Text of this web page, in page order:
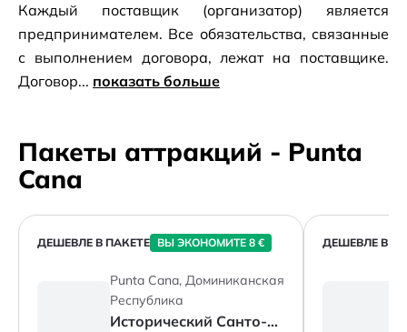
Каждый поставщик (организатор) является
предпринимателем. Все обязательства, связанные
с выполнением договора, лежат на поставщике.
Договор... показать больше
Пакеты аттракций - Punta
Cana
ДЕШЕВЛЕ В ПАКЕТЕ ВЫ ЭКОНОМИТЕ 8 €
Punta Cana, Доминиканская
Республика
Исторический Санто-Доминго
ДЕШЕВЛЕ В